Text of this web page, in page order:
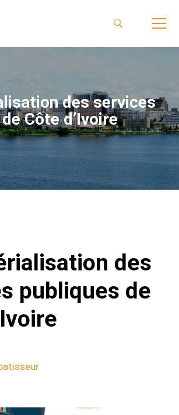
des services
Côte d’Ivoire
des
publiques de